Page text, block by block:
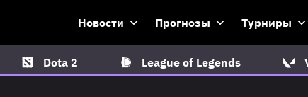
Новости Прогнозы Турниры
Dota 2 League of Legends